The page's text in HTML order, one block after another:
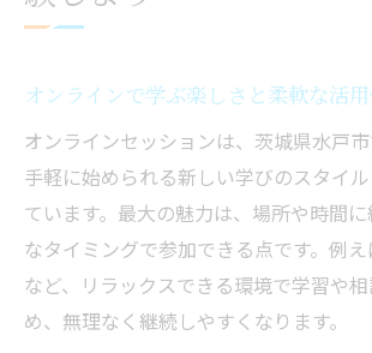
オンラインで学ぶ楽しさと柔軟な活
オンラインセッションは、茨城県水戸
手軽に始められる新しい学びのスタイ
ています。最大の魅力は、場所や時間
なタイミングで参加できる点です。例
など、リラックスできる環境で学習や
め、無理なく継続しやすくなります。